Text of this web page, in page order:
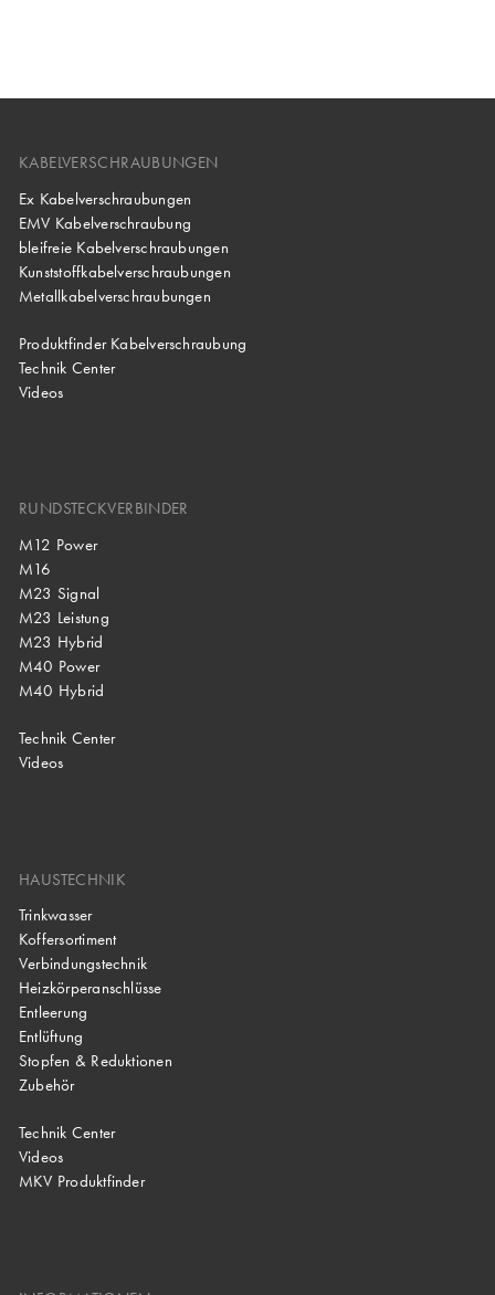
KABELVERSCHRAUBUNGEN
Ex Kabelverschraubungen
EMV Kabelverschraubung
bleifreie Kabelverschraubungen
Kunststoffkabelverschraubungen
Metallkabelverschraubungen
Produktfinder Kabelverschraubung
Technik Center
Videos
RUNDSTECKVERBINDER
M12 Power
M16
M23 Signal
M23 Leistung
M23 Hybrid
M40 Power
M40 Hybrid
Technik Center
Videos
HAUSTECHNIK
Trinkwasser
Koffersortiment
Verbindungstechnik
Heizkörperanschlüsse
Entleerung
Entlüftung
Stopfen & Reduktionen
Zubehör
Technik Center
Videos
MKV Produktfinder